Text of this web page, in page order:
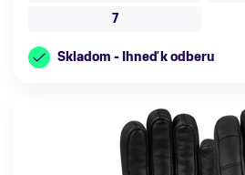
7
Skladom - Ihneď k odberu